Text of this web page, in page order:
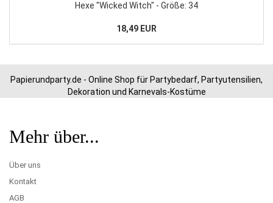
Hexe "Wicked Witch" - Größe: 34
18,49 EUR
Papierundparty.de - Online Shop für Partybedarf, Partyutensilien,
Dekoration und Karnevals-Kostüme
Mehr über...
Über uns
Kontakt
AGB